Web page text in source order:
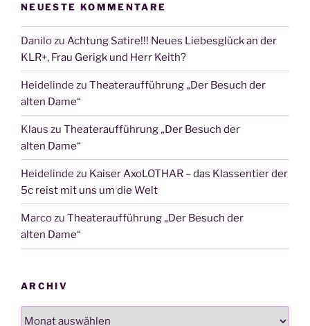
NEUESTE KOMMENTARE
Danilozu Achtung Satire!!! Neues Liebesglück an der
KLR+, Frau Gerigk und Herr Keith?
Heidelinde zu Theateraufführung „Der Besuch der
alten Dame“
Klaus zu Theateraufführung „Der Besuch der
alten Dame“
Heidelinde zu Kaiser AxoLOTHAR – das Klassentier der
5c reist mit uns um die Welt
Marcozu Theateraufführung „Der Besuch der
alten Dame“
ARCHIV
Archiv